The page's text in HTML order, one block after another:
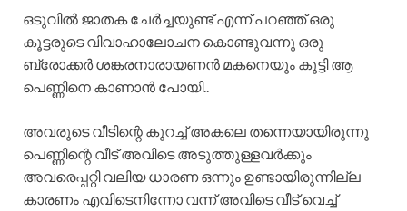
ഒടുവിൽ ജാതക ചേർച്ചയുണ്ട് എന്ന് പറഞ്ഞ് ഒരു
കൂട്ടരുടെ വിവാഹാലോചന കൊണ്ടുവന്നു ഒരു
ബ്രോക്കർ ശങ്കരനാരായണൻ മകനെയും കൂട്ടി ആ
പെണ്ണിനെ കാണാൻ പോയി..
അവരുടെ വീടിന്റെ കുറച്ച് അകലെ തന്നെയായിരുന്നു
പെണ്ണിന്റെ വീട് അവിടെ അടുത്തുള്ളവർക്കും
അവരെപ്പറ്റി വലിയ ധാരണ ഒന്നും ഉണ്ടായിരുന്നില്ല
കാരണം എവിടെനിന്നോ വന്ന് അവിടെ വീട് വെച്ച്